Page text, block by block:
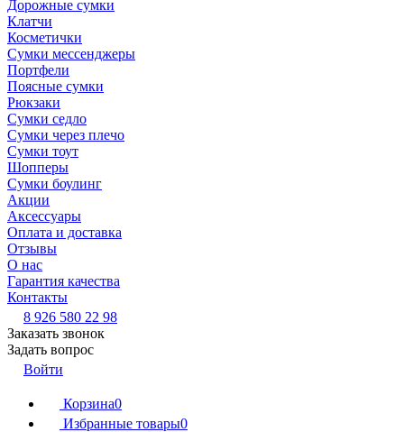
Дорожные сумки
Клатчи
Косметички
Сумки мессенджеры
Портфели
Поясные сумки
Рюкзаки
Сумки седло
Сумки через плечо
Сумки тоут
Шопперы
Сумки боулинг
Акции
Аксессуары
Оплата и доставка
Отзывы
О нас
Гарантия качества
Контакты
8 926 580 22 98
Заказать звонок
Задать вопрос
Войти
Корзина0
Избранные товары0